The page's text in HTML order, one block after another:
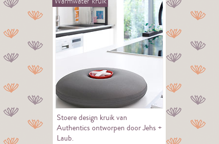
Stoere design kruik van
Authentics ontworpen door Jehs +
Laub.